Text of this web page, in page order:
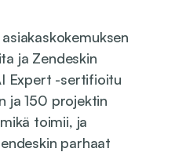
ja Zendeskin
Expert -sertifioitu
ja 150 projektin
toimii, ja
parhaat